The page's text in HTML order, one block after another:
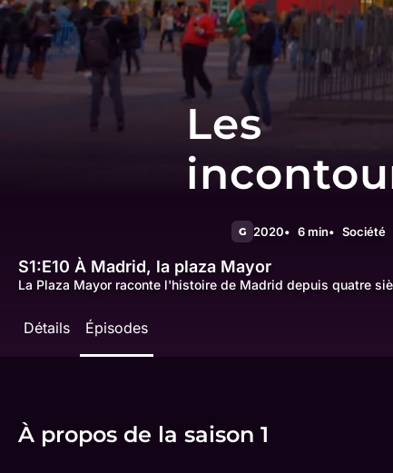
Les
G 2020 6 min Société
S1:E10 À Madrid, la plaza Mayor
La Plaza Mayor raconte l'histoire de Madrid depuis quatre
Détails Épisodes
À propos de la saison 1